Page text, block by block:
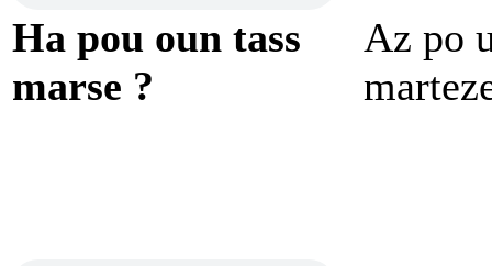
Ha pou oun tass
marse ?
Az po